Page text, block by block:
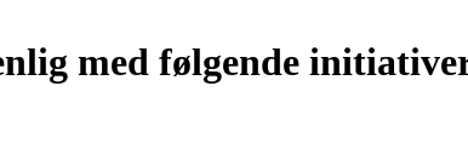
med følgende